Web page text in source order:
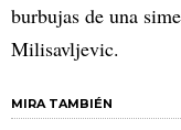
burbujas de una
Milisavljevic.
MIRA TAMBIÉN